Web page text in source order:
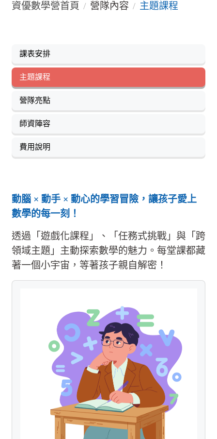
資優數學營首頁 營隊內容 主題課程
課表安排
主題課程
營隊亮點
師資陣容
費用說明
動腦 × 動手 × 動心的學習冒險，讓孩子愛上
數學的每一刻！
透過「遊戲化課程」、「任務式挑戰」與「跨
領域主題」主動探索數學的魅力。每堂課都藏
著一個小宇宙，等著孩子親自解密！